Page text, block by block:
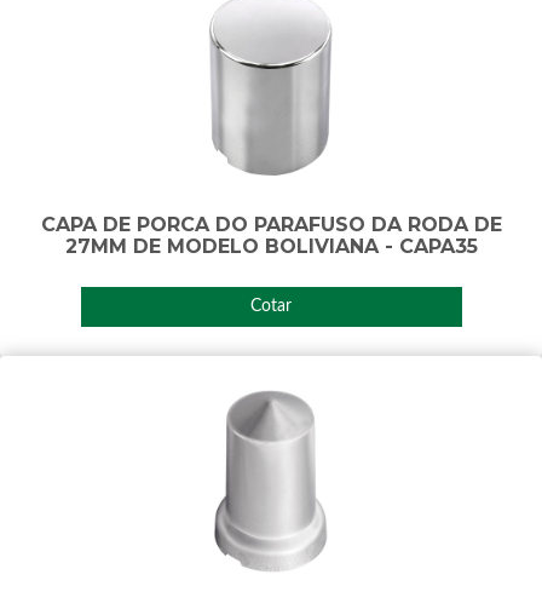
CAPA DE PORCA DO PARAFUSO DA RODA DE
27MM DE MODELO BOLIVIANA - CAPA35
Cotar